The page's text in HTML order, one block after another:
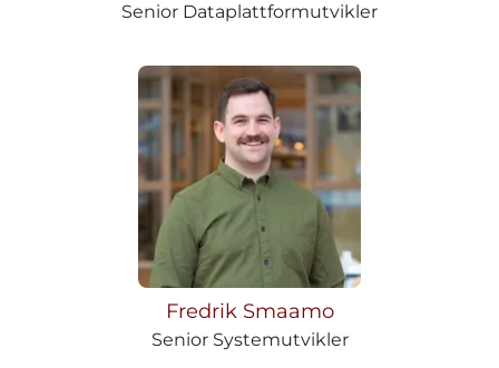
Senior Dataplattformutvikler
Fredrik Smaamo
Senior Systemutvikler